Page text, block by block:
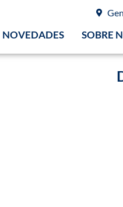
NOVEDADES SOBRE